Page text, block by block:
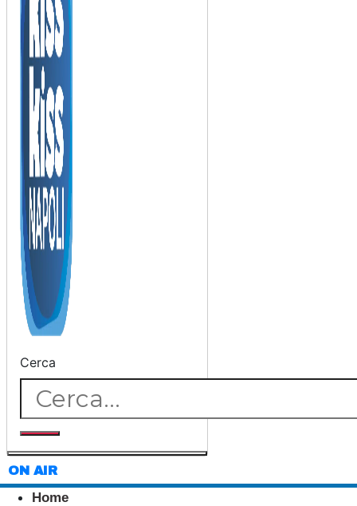
Cerca
ON AIR
Home